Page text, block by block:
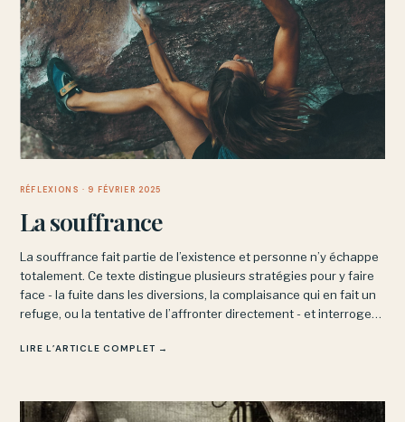
RÉFLEXIONS · 9 FÉVRIER 2025
La souffrance
La souffrance fait partie de l’existence et personne n’y échappe
totalement. Ce texte distingue plusieurs stratégies pour y faire
face - la fuite dans les diversions, la complaisance qui en fait un
refuge, ou la tentative de l’affronter directement - et interroge
LIRE L’ARTICLE COMPLET →